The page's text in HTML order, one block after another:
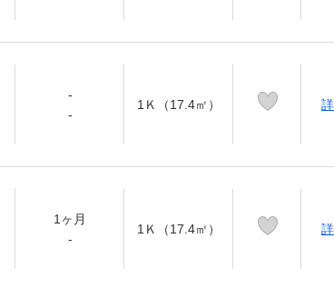
-
-
1Ｋ（17.4㎡）
1ヶ月
-
1Ｋ（17.4㎡）